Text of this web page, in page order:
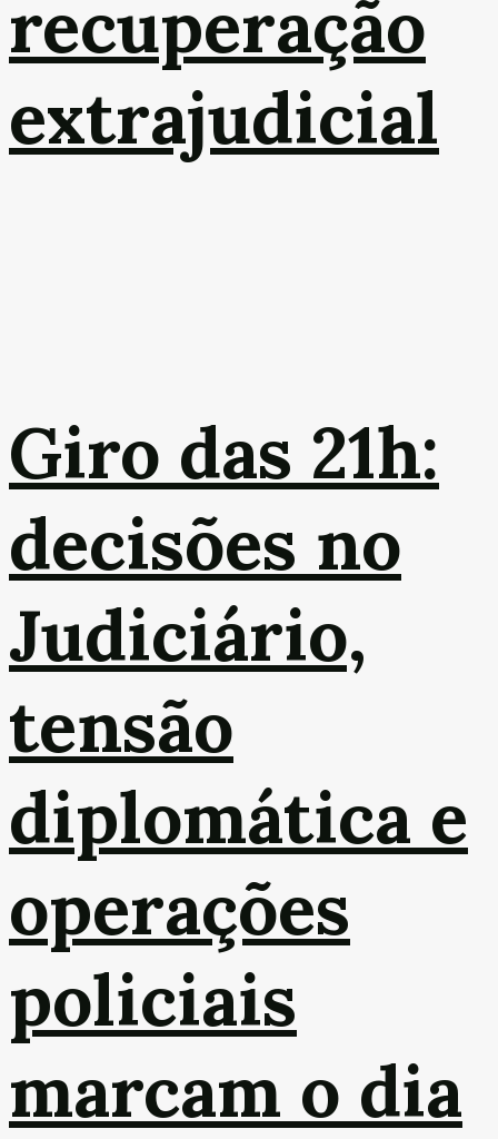
recuperação
extrajudicial
Giro das 21h:
decisões no
Judiciário,
tensão
diplomática e
operações
policiais
marcam o dia